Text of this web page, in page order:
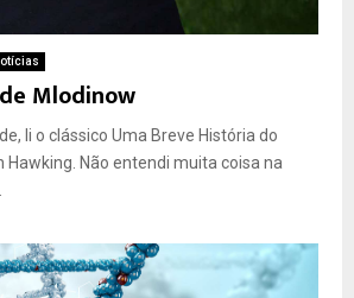
Mlodinow
li o clássico Uma Breve História do
Hawking. Não entendi muita coisa na